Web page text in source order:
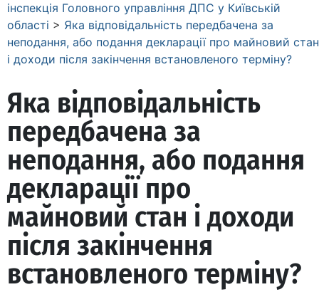
інспекція Головного управління ДПС у Київській
області > Яка відповідальність передбачена за
неподання, або подання декларації про майновий стан
і доходи після закінчення встановленого терміну?
Яка відповідальність
передбачена за
неподання, або подання
декларації про
майновий стан і доходи
після закінчення
встановленого терміну?